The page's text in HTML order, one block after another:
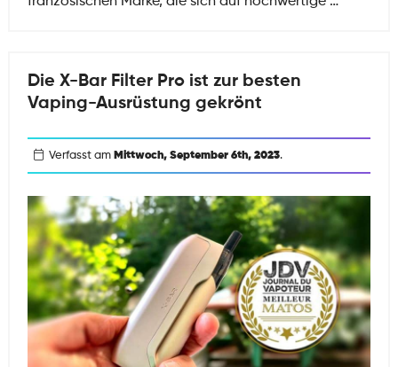
geöffnet
Die X-Bar Filter Pro ist zur besten
Vaping-Ausrüstung gekrönt
Verfasst am Mittwoch, September 6th, 2023.